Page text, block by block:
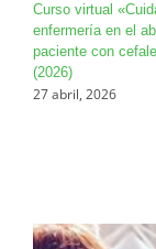
Curso virtual
enfermería en el
paciente con
(2026)
27 abril, 2026